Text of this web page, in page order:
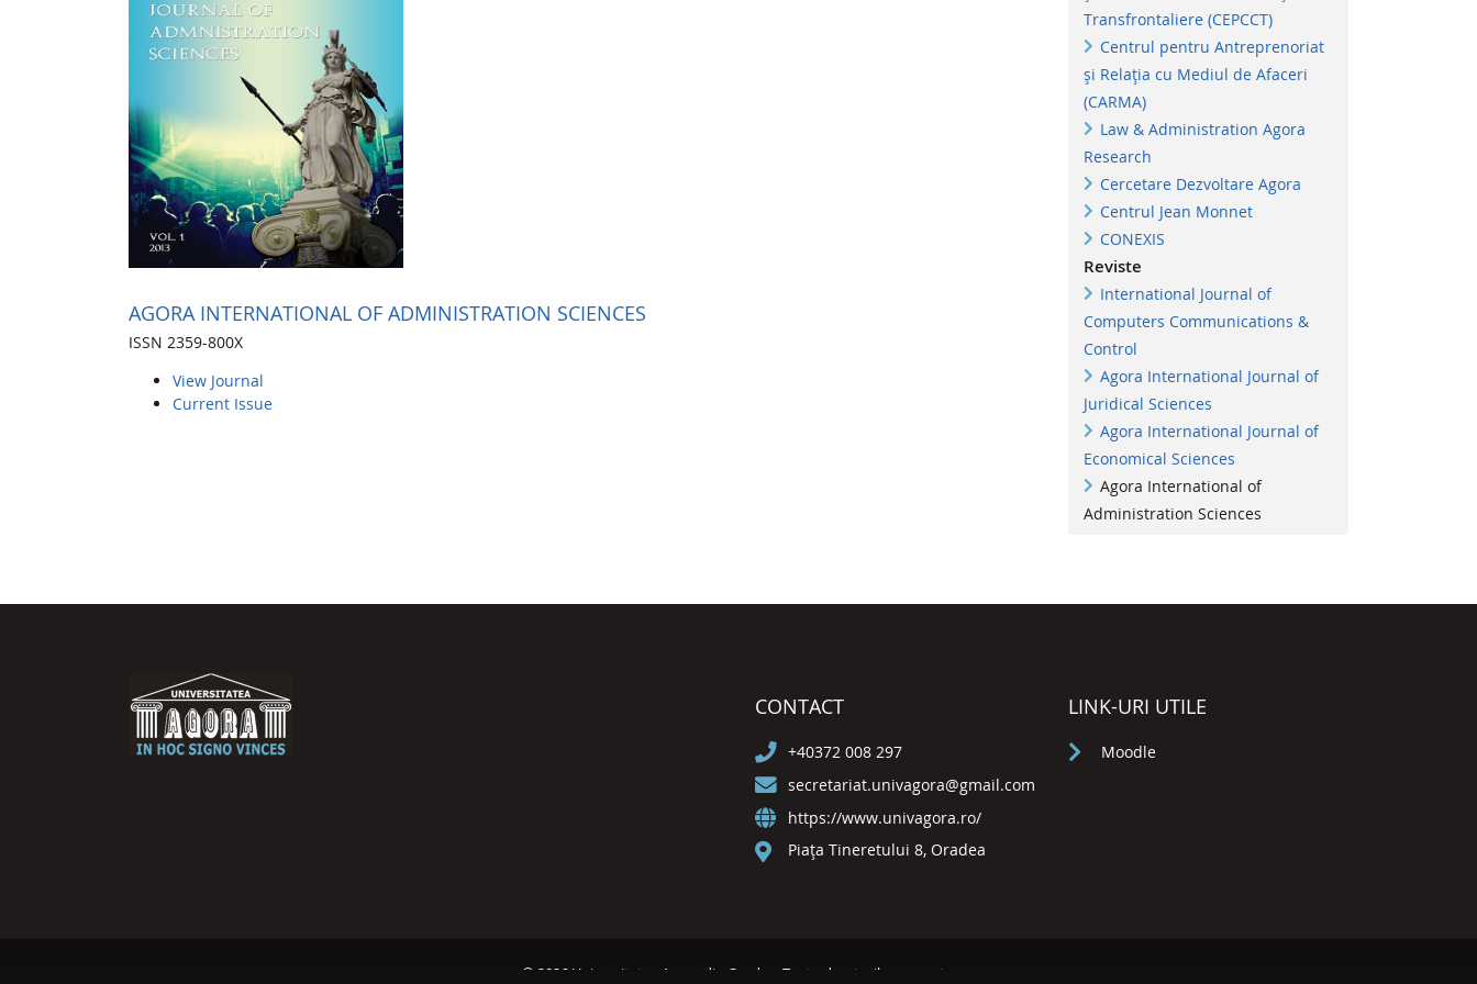
Transfrontaliere (CEPCCT)
Centrul pentru Antreprenoriat
și Relația cu Mediul de Afaceri
(CARMA)
Law & Administration Agora
Research
Cercetare Dezvoltare Agora
Centrul Jean Monnet
CONEXIS
Reviste
International Journal of
Computers Communications &
Control
Agora International Journal of
Juridical Sciences
Agora International Journal of
Economical Sciences
Agora International of
Administration Sciences
AGORA INTERNATIONAL OF ADMINISTRATION SCIENCES
ISSN 2359-800X
View Journal
Current Issue
CONTACT
+40372 008 297
secretariat.univagora@gmail.com
https://www.univagora.ro/
Piața Tineretului 8, Oradea
LINK-URI UTILE
Moodle
© 2026 Universitatea Agora din Oradea. Toate drepturile rezervate.